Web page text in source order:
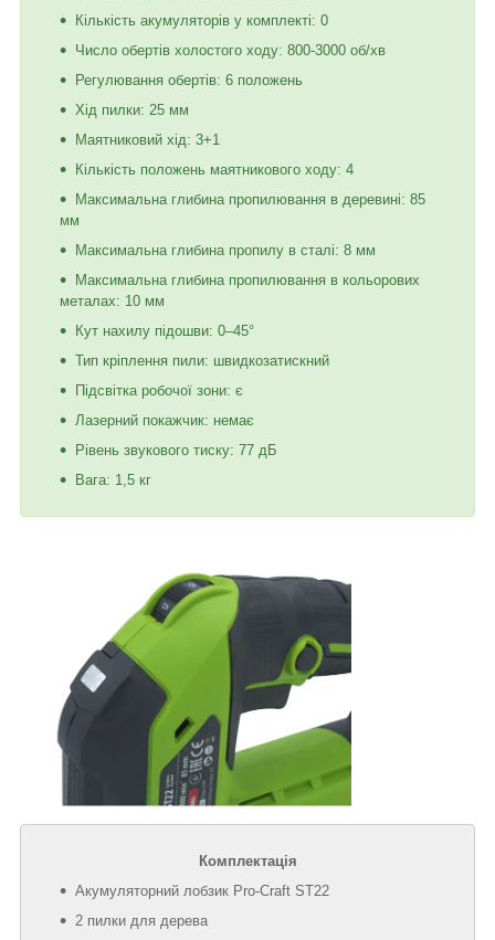
Кількість акумуляторів у комплекті: 0
Число обертів холостого ходу: 800-3000 об/хв
Регулювання обертів: 6 положень
Хід пилки: 25 мм
Маятниковий хід: 3+1
Кількість положень маятникового ходу: 4
Максимальна глибина пропилювання в деревині: 85
мм
Максимальна глибина пропилу в сталі: 8 мм
Максимальна глибина пропилювання в кольорових
металах: 10 мм
Кут нахилу підошви: 0–45°
Тип кріплення пили: швидкозатискний
Підсвітка робочої зони: є
Лазерний покажчик: немає
Рівень звукового тиску: 77 дБ
Вага: 1,5 кг
Комплектація
Акумуляторний лобзик Pro-Craft ST22
2 пилки для дерева